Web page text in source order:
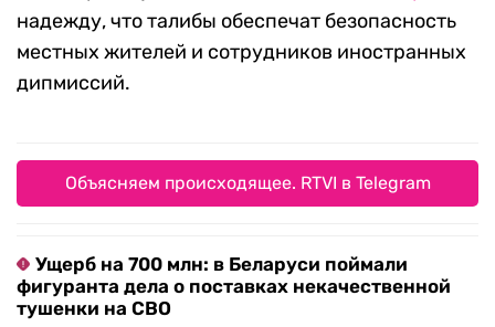
надежду, что талибы обеспечат безопасность
местных жителей и сотрудников иностранных
дипмиссий.
Объясняем происходящее. RTVI в Telegram
Ущерб на 700 млн: в Беларуси поймали
фигуранта дела о поставках некачественной
тушенки на СВО